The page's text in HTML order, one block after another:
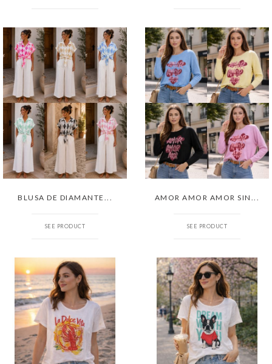
BLUSA DE DIAMANTE...
SEE PRODUCT
AMOR AMOR AMOR SIN...
SEE PRODUCT